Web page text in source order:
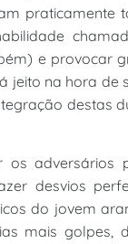
praticamente
e provocar
jeito na hora de
destas
adversários
desvios
do jovem
mais golpes,